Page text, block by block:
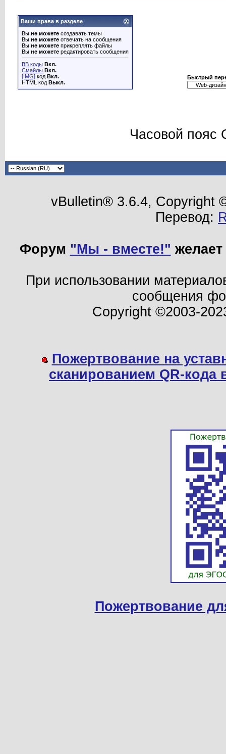
Ваши права в разделе
Вы не можете создавать темы
Вы не можете отвечать на сообщения
Вы не можете прикреплять файлы
Вы не можете редактировать сообщения
BB коды Вкл.
Смайлы Вкл.
[IMG] код Вкл.
HTML код Выкл.
Быстрый
Часовой пояс
vBulletin® 3.6.4, Copyright
Перевод:
Форум "Мы - вместе!"
При использовании
сообщения
Copyright ©2003-
Пожертвование на
сканированием QR-
Пожертвование